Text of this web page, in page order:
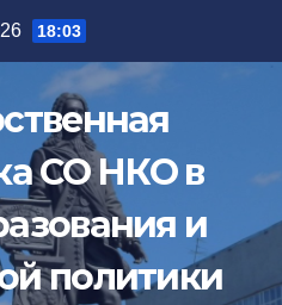
18:03
СО НКО в
и
политики